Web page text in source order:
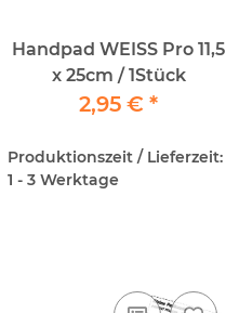
Handpad WEISS Pro 11,5
x 25cm / 1Stück
2,95 €*
Produktionszeit / Lieferzeit:
1 - 3 Werktage